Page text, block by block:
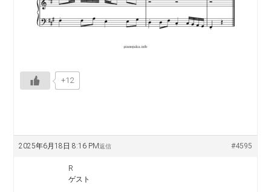
+12
2025年6月18日 8:16 PM #4595
返信
R
ゲスト